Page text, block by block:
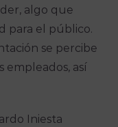
algo que
para el público.
se percibe
empleados, así
Iniesta